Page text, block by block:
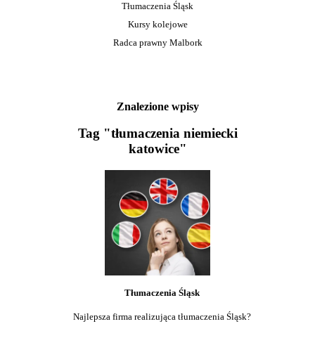
Tłumaczenia Śląsk
Kursy kolejowe
Radca prawny Malbork
Znalezione wpisy
Tag "tłumaczenia niemiecki
katowice"
Tłumaczenia Śląsk
Najlepsza firma realizująca tłumaczenia Śląsk?